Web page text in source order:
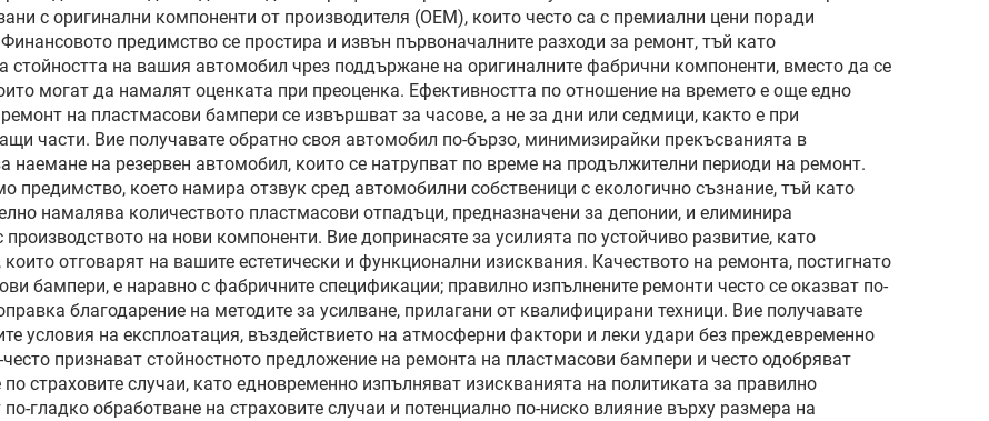
1582571-SC-C
с оригинални компоненти от производителя (OEM), които често са с премиални цени поради
предимство се простира и извън първоначалните разходи за ремонт, тъй като
стойността на вашия автомобил чрез поддържане на оригиналните фабрични компоненти, вместо да се
могат да намалят оценката при преоценка. Ефективността по отношение на времето е още едно
на пластмасови бампери се извършват за часове, а не за дни или седмици, както е при
части. Вие получавате обратно своя автомобил по-бързо, минимизирайки прекъсванията в
наемане на резервен автомобил, които се натрупват по време на продължителни периоди на ремонт.
предимство, което намира отзвук сред автомобилни собственици с екологично съзнание, тъй като
намалява количеството пластмасови отпадъци, предназначени за депонии, и елиминира
на нови компоненти. Вие допринасяте за усилията по устойчиво развитие, като
отговарят на вашите естетически и функционални изисквания. Качеството на ремонта, постигнато
бампери, е наравно с фабричните спецификации; правилно изпълнените ремонти често се оказват по-
благодарение на методите за усилване, прилагани от квалифицирани техници. Вие получавате
условия на експлоатация, въздействието на атмосферни фактори и леки удари без преждевременно
признават стойностното предложение на ремонта на пластмасови бампери и често одобряват
страховите случаи, като едновременно изпълняват изискванията на политиката за правилно
гладко обработване на страховите случаи и потенциално по-ниско влияние върху размера на